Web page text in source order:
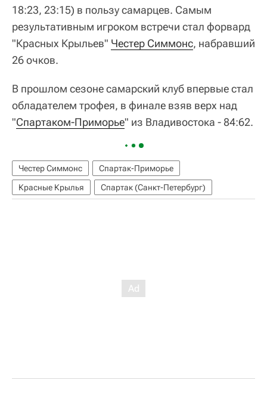
18:23, 23:15) в пользу самарцев. Самым
результативным игроком встречи стал форвард
"Красных Крыльев" Честер Симмонс, набравший
26 очков.
В прошлом сезоне самарский клуб впервые стал
обладателем трофея, в финале взяв верх над
"Спартаком-Приморье" из Владивостока - 84:62.
Честер Симмонс
Спартак-Приморье
Красные Крылья
Спартак (Санкт-Петербург)